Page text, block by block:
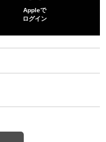
Appleで
ログイン